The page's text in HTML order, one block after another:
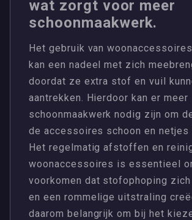
wat zorgt voor meer
schoonmaakwerk.
Het gebruik van
kan een nadeel met zich
doordat ze extra stof en vuil
aantrekken. Hierdoor kan er meer
schoonmaakwerk nodig zijn om
de accessoires schoon en netjes
Het regelmatig afstoffen en
woonaccessoires is essentieel
voorkomen dat stofophoping
en een rommelige uitstraling
daarom belangrijk om bij het